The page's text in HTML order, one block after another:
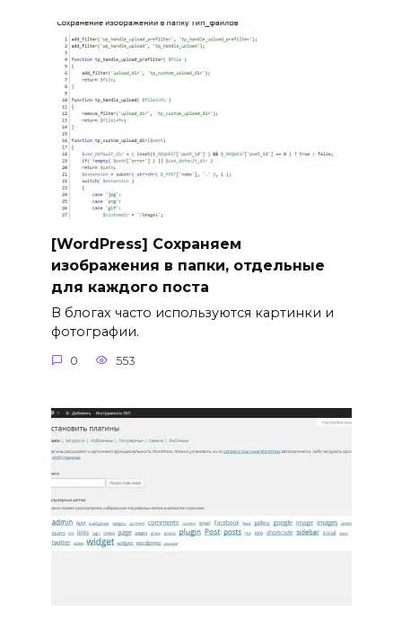
[WordPress] Сохраняем
изображения в папки, отдельные
для каждого поста
В блогах часто используются картинки и
фотографии.
0 553